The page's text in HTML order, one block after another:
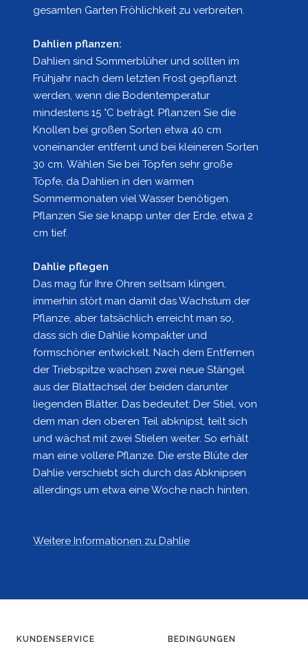
gesamten Garten Fröhlichkeit zu verbreiten.
Dahlien pflanzen:
Dahlien sind Sommerblüher und sollten im
Frühjahr nach dem letzten Frost gepflanzt
werden, wenn die Bodentemperatur
mindestens 15 °C beträgt. Pflanzen Sie die
Knollen bei großen Sorten etwa 40 cm
voneinander entfernt und bei kleineren Sorten
30 cm. Wählen Sie bei Töpfen sehr große
Töpfe, da Dahlien in den warmen
Sommermonaten viel Wasser benötigen.
Pflanzen Sie sie knapp unter der Erde, etwa 2
cm tief.
Dahlie pflegen
Das mag für Ihre Ohren seltsam klingen,
immerhin stört man damit das Wachstum der
Pflanze, aber tatsächlich erreicht man so,
dass sich die Dahlie kompakter und
formschöner entwickelt. Nach dem Entfernen
der Triebspitze wachsen zwei neue Stängel
aus der Blattachsel der beiden darunter
liegenden Blätter. Das bedeutet: Der Stiel, von
dem man den oberen Teil abknipst, teilt sich
und wächst mit zwei Stielen weiter. So erhält
man eine vollere Pflanze. Die erste Blüte der
Dahlie verschiebt sich durch das Abknipsen
allerdings um etwa eine Woche nach hinten.
Weitere Informationen zu Dahlie
KUNDENSERVICE BEDINGUNGEN